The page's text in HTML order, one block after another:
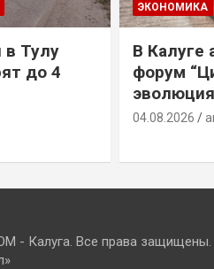
в Тулу
до 4
ЭКОНОМИКА
В Калуге
форум
04.08.2026
- Калуга. Все права защищены.